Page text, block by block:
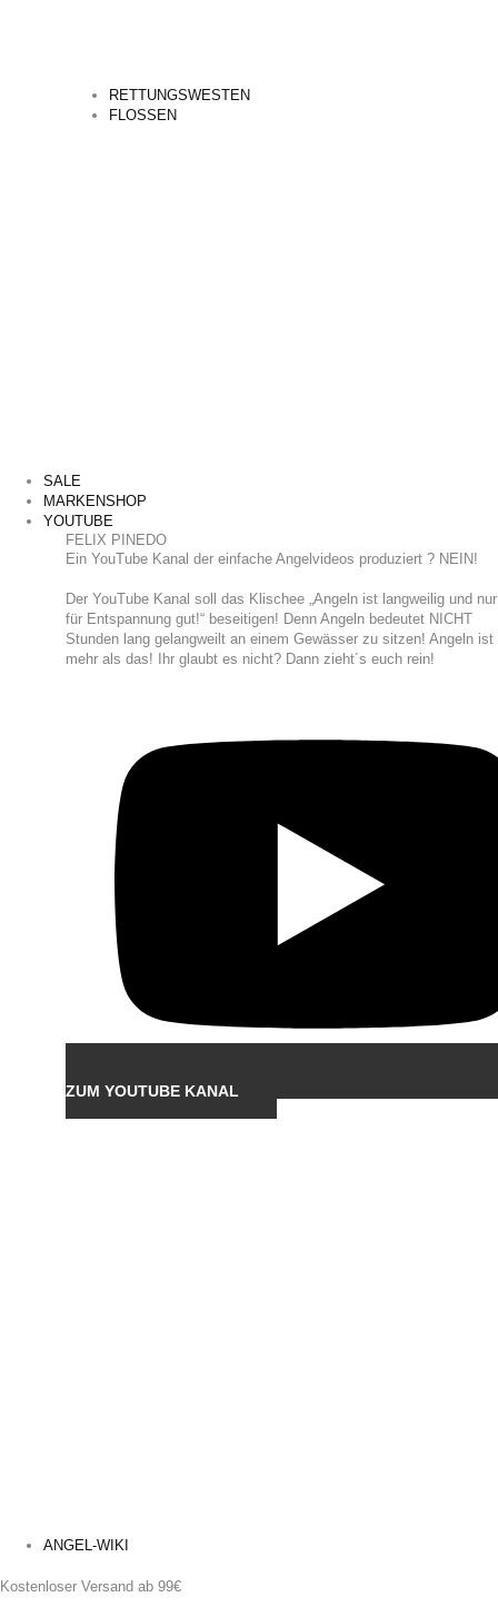
RETTUNGSWESTEN
FLOSSEN
SALE
MARKENSHOP
YOUTUBE
FELIX PINEDO
​Ein YouTube Kanal der einfache Angelvideos produziert ? NEIN!
Der YouTube Kanal soll das Klischee „Angeln ist langweilig und nur
für Entspannung gut!“ beseitigen! Denn Angeln bedeutet NICHT
Stunden lang gelangweilt an einem Gewässer zu sitzen! Angeln ist
mehr als das! Ihr glaubt es nicht? Dann zieht´s euch rein!
ZUM YOUTUBE KANAL
ANGEL-WIKI
Kostenloser Versand ab 99€